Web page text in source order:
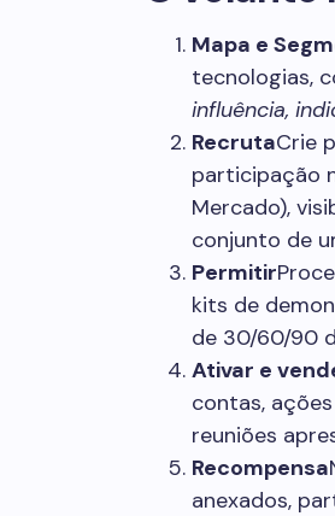
Mapa e
tecnologias,
influência,
RecrutaCrie
participação
Mercado),
conjunto de
Permitir
kits de
de 30/60/90
Ativar e
contas,
reuniões
Recompensa
anexados,